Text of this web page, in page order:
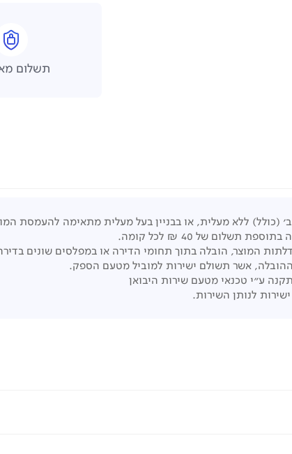
תשלום
ללא מעלית, או בבניין בעל מעלית מתאימה להעמסת
של 40 ₪ לכל קומה.
המוצר, הובלה בתוך תחומי הדירה או במפלסים שונים
אשר תשולם ישירות למוביל מטעם הספק.
ע"י טכנאי מטעם שירות היבואן